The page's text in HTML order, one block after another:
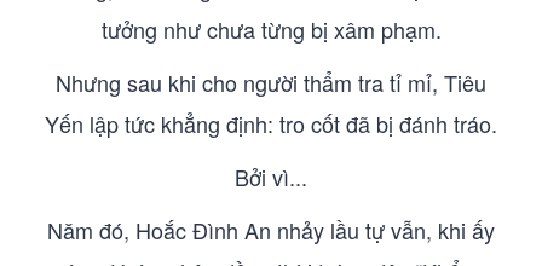
tưởng như chưa từng bị xâm phạm.
Nhưng sau khi cho người thẩm tra tỉ mỉ, Tiêu
Yến lập tức khẳng định: tro cốt đã bị đánh tráo.
Bởi vì...
Năm đó, Hoắc Đình An nhảy lầu tự vẫn, khi ấy